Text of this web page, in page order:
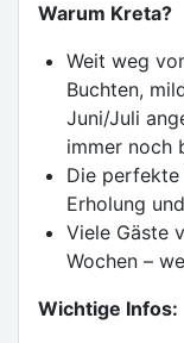
Warum Kreta?
Weit weg
Buchten,
Juni/Juli
immer noch
Die perfekte
Erholung
Viele Gäste
Wochen –
Wichtige Infos: